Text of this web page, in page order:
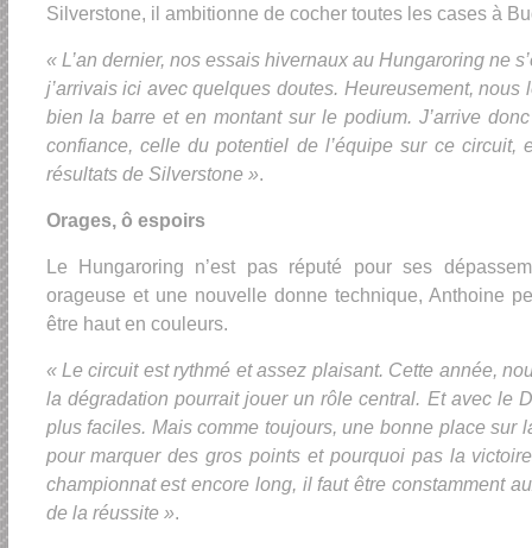
Silverstone, il ambitionne de cocher toutes les cases à
« L’an dernier, nos essais hivernaux au Hungaroring ne
j’arrivais ici avec quelques doutes. Heureusement,
bien la barre et en montant sur le podium. J’arrive
confiance, celle du potentiel de l’équipe sur ce circuit,
résultats de Silverstone ».
Orages, ô espoirs
Le Hungaroring n’est pas réputé pour ses
orageuse et une nouvelle donne technique, Anthoine
être haut en couleurs.
« Le circuit est rythmé et assez plaisant. Cette année,
la dégradation pourrait jouer un rôle central. Et avec le
plus faciles. Mais comme toujours, une bonne place sur
pour marquer des gros points et pourquoi pas la
championnat est encore long, il faut être constamment
de la réussite ».